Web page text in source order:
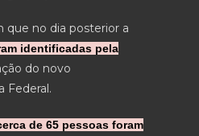
que no dia posterior a
identificadas pela
do novo
Federal.
de 65 pessoas foram